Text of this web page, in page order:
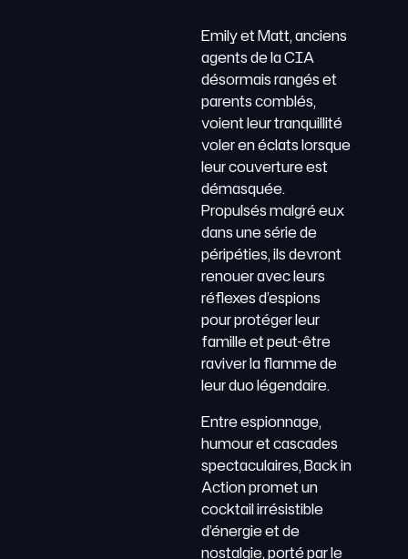
Emily et Matt, anciens
agents de la CIA
désormais rangés et
parents comblés,
voient leur tranquillité
voler en éclats lorsque
leur couverture est
démasquée.
Propulsés malgré eux
dans une série de
péripéties, ils devront
renouer avec leurs
réflexes d’espions
pour protéger leur
famille et peut-être
raviver la flamme de
leur duo légendaire.
Entre espionnage,
humour et cascades
spectaculaires, Back in
Action promet un
cocktail irrésistible
d’énergie et de
nostalgie, porté par le